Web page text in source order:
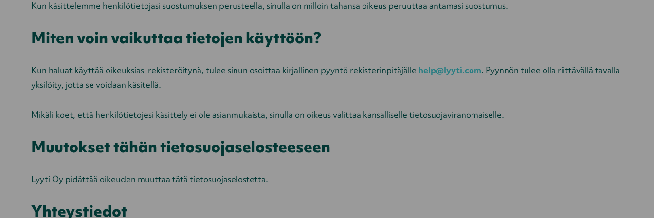
Kun käsittelemme henkilötietojasi suostumuksen perusteella, sinulla on milloin tahansa oikeus peruuttaa antamasi suostumus.
Miten voin vaikuttaa tietojen käyttöön?
Kun haluat käyttää oikeuksiasi rekisteröitynä, tulee sinun osoittaa kirjallinen pyyntö rekisterinpitäjälle help@lyyti.com. Pyynnön tulee olla riittävällä tavalla
yksilöity, jotta se voidaan käsitellä.
Mikäli koet, että henkilötietojesi käsittely ei ole asianmukaista, sinulla on oikeus valittaa kansalliselle tietosuojaviranomaiselle.
Muutokset tähän tietosuojaselosteeseen
Lyyti Oy pidättää oikeuden muuttaa tätä tietosuojaselostetta.
Yhteystiedot